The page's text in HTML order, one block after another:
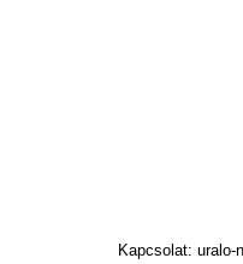
Kapcsolat: uralo-